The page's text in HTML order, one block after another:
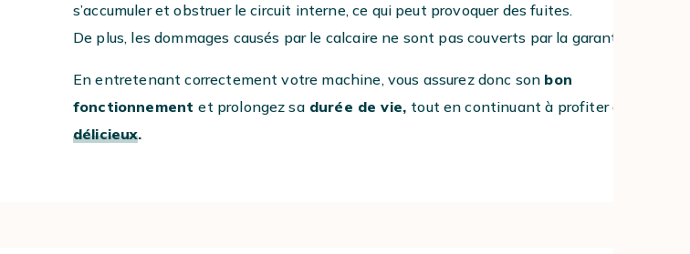
s’accumuler et obstruer le circuit interne, ce qui peut provoquer des fuites.
De plus, les dommages causés par le calcaire ne sont pas couverts par la garantie.
En entretenant correctement votre machine, vous assurez donc son bon
fonctionnementet prolongez sadurée de vie, tout en continuant à profiter de
délicieux.